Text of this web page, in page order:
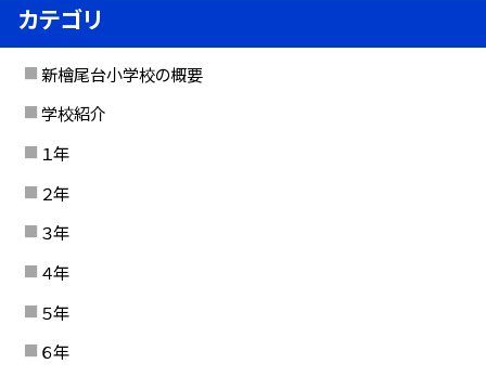
カテゴリ
新檜尾台小学校の概要
学校紹介
１年
２年
３年
４年
５年
６年